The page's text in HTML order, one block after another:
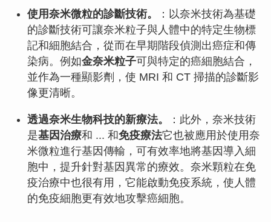
使用奈米微粒的診斷技術。
：以奈米技術為基礎
的診斷技術可讓奈米粒子與人體中的特定生物標
記和細胞結合，從而在早期階段偵測出癌症和傳
染病。例如金奈米粒子可與特定的癌細胞結合，
並作為一種顯影劑，使 MRI 和 CT 掃描的診斷影
像更清晰。
透過奈米生物科技的新療法。
：此外，奈米技術
是基因治療和 ... 和免疫療法它也被應用於使用奈
米微粒進行基因傳輸，可有效率地將基因導入細
胞中，提升針對基因異常的療效。奈米顆粒在免
疫治療中也很有用，它能啟動免疫系統，使人體
的免疫細胞更有效地攻擊癌細胞。